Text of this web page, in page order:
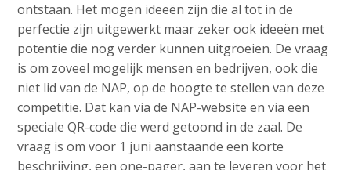
ontstaan. Het mogen ideeën zijn die al tot in de
perfectie zijn uitgewerkt maar zeker ook ideeën met
potentie die nog verder kunnen uitgroeien. De vraag
is om zoveel mogelijk mensen en bedrijven, ook die
niet lid van de NAP, op de hoogte te stellen van deze
competitie. Dat kan via de NAP-website en via een
speciale QR-code die werd getoond in de zaal. De
vraag is om voor 1 juni aanstaande een korte
beschrijving, een one-pager, aan te leveren voor het